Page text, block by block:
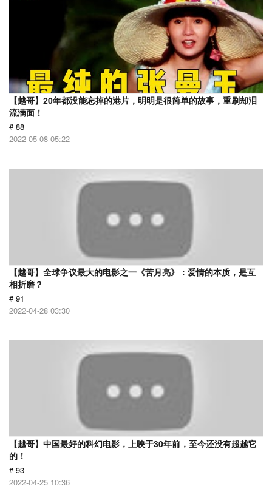
【越哥】20年都没能忘掉的港片，明明是很简单的故事，重刷却泪
流满面！
# 88
2022-05-08 05:22
【越哥】全球争议最大的电影之一《苦月亮》：爱情的本质，是互
相折磨？
# 91
2022-04-28 03:30
【越哥】中国最好的科幻电影，上映于30年前，至今还没有超越它
的！
# 93
2022-04-25 10:36